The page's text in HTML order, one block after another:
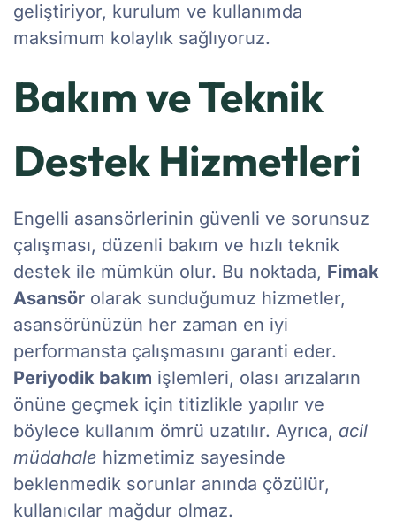
geliştiriyor, kurulum ve kullanımda
maksimum kolaylık sağlıyoruz.
Bakım ve Teknik
Destek Hizmetleri
Engelli asansörlerinin güvenli ve sorunsuz
çalışması, düzenli bakım ve hızlı teknik
destek ile mümkün olur. Bu noktada, Fimak
Asansör olarak sunduğumuz hizmetler,
asansörünüzün her zaman en iyi
performansta çalışmasını garanti eder.
Periyodik bakım işlemleri, olası arızaların
önüne geçmek için titizlikle yapılır ve
böylece kullanım ömrü uzatılır. Ayrıca, acil
müdahale hizmetimiz sayesinde
beklenmedik sorunlar anında çözülür,
kullanıcılar mağdur olmaz.